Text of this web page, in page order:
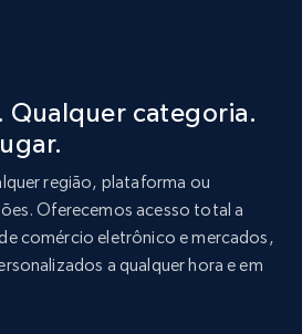
global dataset - Collects
category URL
Description, Initial
Reviews count, and
Qualquer categoria.
região, plataforma ou
Oferecemos acesso total a
comércio eletrônico e mercados,
a qualquer hora e em